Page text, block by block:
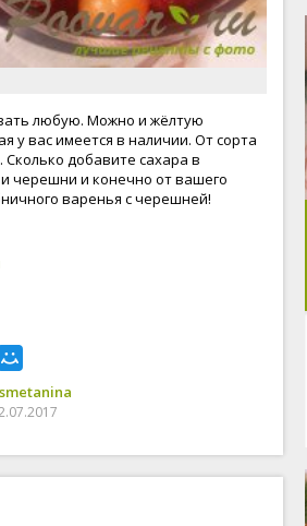
любую. Можно и жёлтую
у вас имеется в наличии. От сорта
добавите сахара в
черешни и конечно от вашего
варенья с черешней!